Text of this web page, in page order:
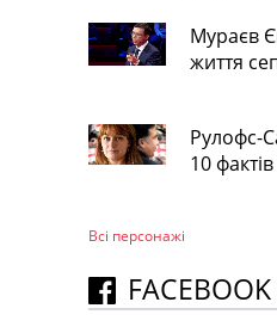
Мураєв
життя
Рулофс-
10
Всі персонажi
FACEBOOK